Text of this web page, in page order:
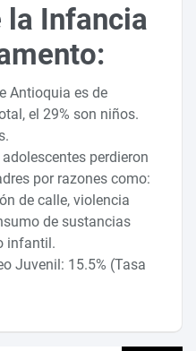
la Infancia
Antioquia es de
el 29% son niños.
perdieron
por razones como:
de calle, violencia
de sustancias
infantil.
Juvenil: 15.5% (Tasa